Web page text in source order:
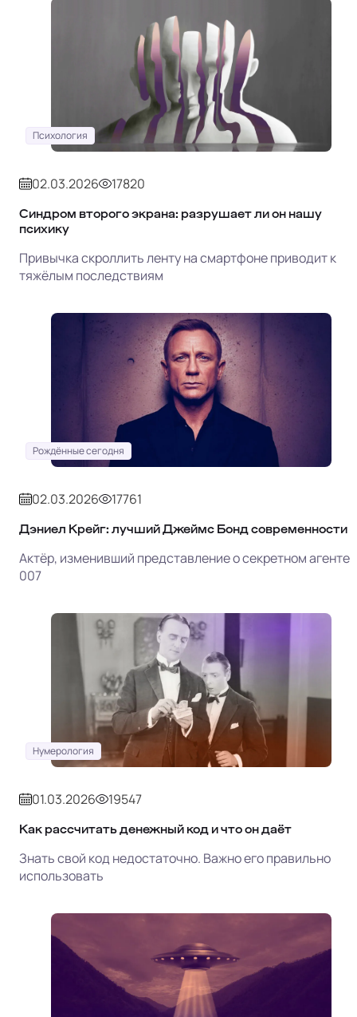
Психология
02.03.2026 17820
Синдром второго экрана: разрушает ли он нашу
психику
Привычка скроллить ленту на смартфоне приводит к
тяжёлым последствиям
Рождённые сегодня
02.03.2026 17761
Дэниел Крейг: лучший Джеймс Бонд современности
Актёр, изменивший представление о секретном агенте
007
Нумерология
01.03.2026 19547
Как рассчитать денежный код и что он даёт
Знать свой код недостаточно. Важно его правильно
использовать